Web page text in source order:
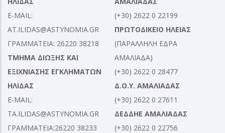
E-MAIL:
AT.ILIDAS@ASTYNOMIA.GR
ΓΡΑΜΜΑΤΕΙΑ: 26220 38218
ΤΜΗΜΑ ΔΙΩΞΗΣ ΚΑΙ
ΕΞΙΧΝΙΑΣΗΣ ΕΓΚΛΗΜΑΤΩΝ
ΗΛΙΔΑΣ
E-MAIL:
TA.ILIDAS@ASTYNOMIA.GR
ΓΡΑΜΜΑΤΕΙΑ:26220 38233
(+30) 2622 0 22199
ΠΡΩΤΟΔΙΚΕΙΟ ΗΛΕΙΑΣ
(ΠΑΡΑΛΛΗΛΗ ΕΔΡΑ
ΑΜΑΛΙΑΔΑ)
(+30) 2622 0 28477
Δ.Ο.Υ. ΑΜΑΛΙΑΔΑΣ
(+30) 2622 0 27611
ΔΕΔΔΗΕ ΑΜΑΛΙΑΔΑΣ
(+30) 2622 0 22756